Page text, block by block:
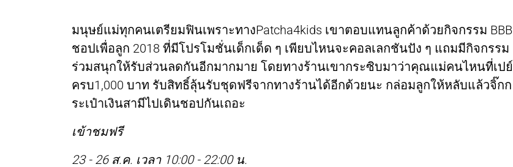
มนุษย์แม่ทุกคนเตรียมฟินเพราะทางPatcha4kids เขาตอบแทนลูกค้าด้วยกิจกรรม BBB
ชอปเพื่อลูก 2018 ที่มีโปรโมชั่นเด็กเด็ด ๆ เพียบไหนจะคอลเลกชันปัง ๆ แถมมีกิจกรรม
ร่วมสนุกให้รับส่วนลดกันอีกมากมาย โดยทางร้านเขากระซิบมาว่าคุณแม่คนไหนที่เปย์
ครบ1,000 บาท รับสิทธิ์ลุ้นรับชุดฟรีจากทางร้านได้อีกด้วยนะ กล่อมลูกให้หลับแล้วจิ๊กก
ระเป๋าเงินสามีไปเดินชอปกันเถอะ
เข้าชมฟรี
23 - 26 ส.ค. เวลา 10:00 - 22:00 น.